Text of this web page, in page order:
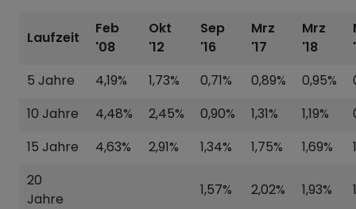
Laufzeit
Feb
'08
Okt
'12
Sep
'16
Mrz
'17
Mrz
'18
5 Jahre
4,19% 1,73% 0,71% 0,89% 0,95%
10 Jahre
4,48% 2,45% 0,90% 1,31% 1,19%
15 Jahre
4,63% 2,91% 1,34% 1,75% 1,69%
20
Jahre
1,57% 2,02% 1,93%